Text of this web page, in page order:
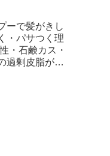
ーで髪がきし
・パサつく理
・石鹸カス・
過剰皮脂が原